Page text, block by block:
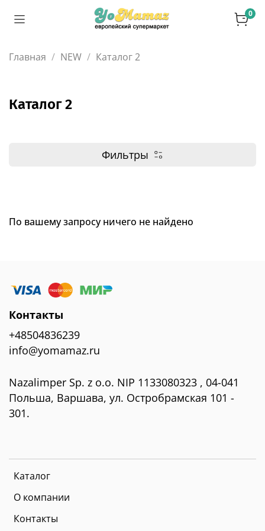
0
Главная NEW Каталог 2
Каталог 2
Фильтры
По вашему запросу ничего не найдено
Каталог
О компании
Контакты
Контакты
+48504836239
info@yomamaz.ru
Nazalimper Sp. z o.o. NIP 1133080323 , 04-041
Польша, Варшава, ул. Остробрамская 101 -
301.